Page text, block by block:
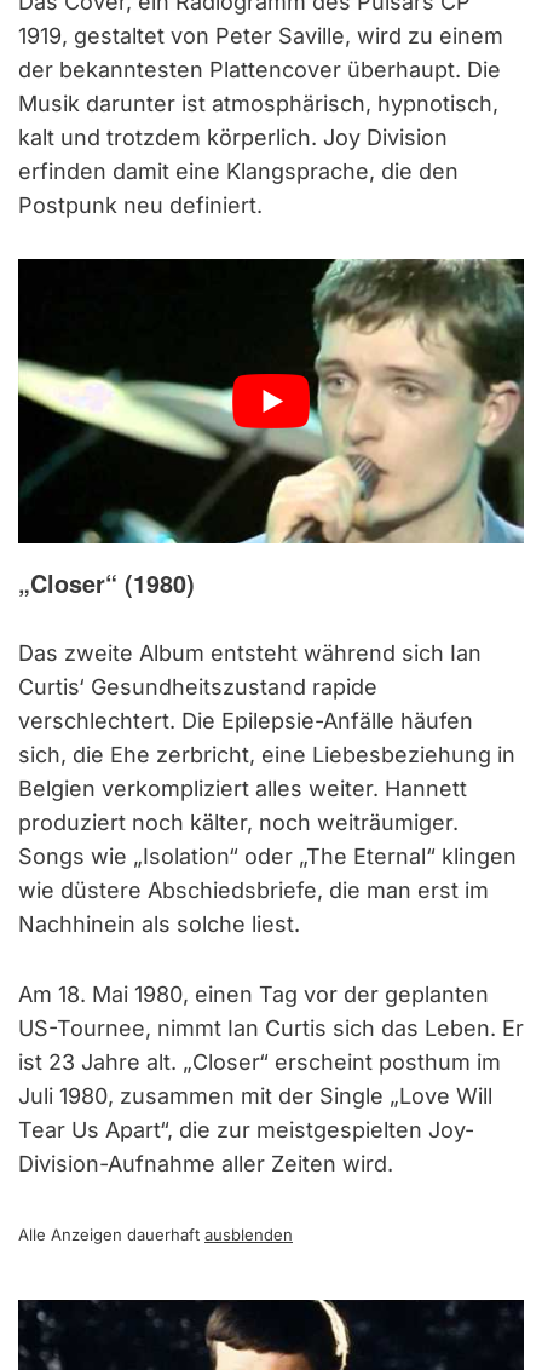
1919, gestaltet von Peter Saville, wird zu einem
der bekanntesten Plattencover überhaupt. Die
Musik darunter ist atmosphärisch, hypnotisch,
kalt und trotzdem körperlich. Joy Division
erfinden damit eine Klangsprache, die den
Postpunk neu definiert.
„Closer“ (1980)
Das zweite Album entsteht während sich Ian
Curtis‘ Gesundheitszustand rapide
verschlechtert. Die Epilepsie-Anfälle häufen
sich, die Ehe zerbricht, eine Liebesbeziehung in
Belgien verkompliziert alles weiter. Hannett
produziert noch kälter, noch weiträumiger.
Songs wie „Isolation“ oder „The Eternal“ klingen
wie düstere Abschiedsbriefe, die man erst im
Nachhinein als solche liest.
Am 18. Mai 1980, einen Tag vor der geplanten
US-Tournee, nimmt Ian Curtis sich das Leben. Er
ist 23 Jahre alt. „Closer“ erscheint posthum im
Juli 1980, zusammen mit der Single „Love Will
Tear Us Apart“, die zur meistgespielten Joy-
Division-Aufnahme aller Zeiten wird.
Alle Anzeigen dauerhaft ausblenden